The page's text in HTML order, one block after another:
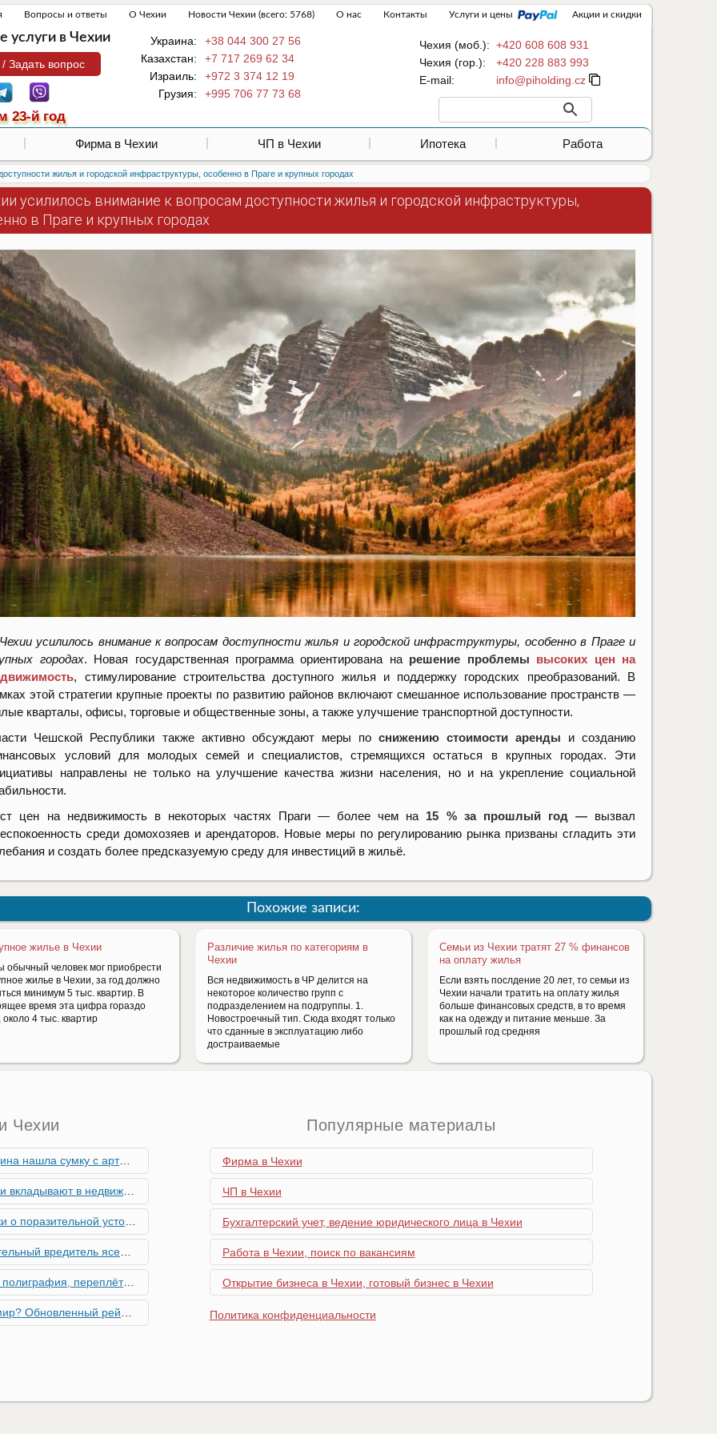
Вопросы и ответы О Чехии Новости Чехии (всего: 5768) О нас Контакты Услуги и цены Акции и скидки
Задать вопрос
23-й год
услуги в Чехии Чехия (моб.): +420 608 608 931
Чехия (гор.):
+420 228 883 993
Е-mail:
Украина:
+38 044 300 27 56
Казахстан:
+7 717 269 62 34
Израиль:
+972 3 374 12 19
Грузия:
+995 706 77 73 68
Фирма в Чехии ЧП в Чехии Ипотека Работа
жилья и городской инфраструктуры, особенно в Праге и крупных городах
усилилось внимание к вопросам доступности жилья и городской инфраструктуры,
в Праге и крупных городах
усилилось внимание к вопросам доступности жилья и городской инфраструктуры, особенно в Праге и
городах. Новая государственная программа ориентирована на решение проблемы высоких цен на
, стимулирование строительства доступного жилья и поддержку городских преобразований. В
этой стратегии крупные проекты по развитию районов включают смешанное использование пространств —
кварталы, офисы, торговые и общественные зоны, а также улучшение транспортной доступности.
Чешской Республики также активно обсуждают меры по снижению стоимости аренды и созданию
условий для молодых семей и специалистов, стремящихся остаться в крупных городах. Эти
направлены не только на улучшение качества жизни населения, но и на укрепление социальной
цен на недвижимость в некоторых частях Праги — более чем на 15 % за прошлый год —вызвал
среди домохозяев и арендаторов. Новые меры по регулированию рынка призваны сгладить эти
и создать более предсказуемую среду для инвестиций в жильё.
Похожие записи:
жилье в Чехии
обычный человек мог приобрести
жилье в Чехии, за год должно
минимум 5 тыс. квартир. В
время эта цифра гораздо
4 тыс. квартир
Различие жилья по категориям в
Чехии
Вся недвижимость в ЧР делится на
некоторое количество групп с
подразделением на подгруппы. 1.
Новостроечный тип. Сюда входят только
что сданные в эксплуатацию либо
достраиваемые
Семьи из Чехии тратят 27 % финансов
на оплату жилья
Если взять послдение 20 лет, то семьи из
Чехии начали тратить на оплату жилья
больше финансовых средств, в то время
как на одежду и питание меньше. За
прошлый год средняя
Чехии
снарядами, остановив движение поездов
и почему меняются их предпочтения?
устойчивости экономики Чехии
к Чехии, необходима бдительность граждан
работы в Чехии - простая лицензия №14
глобальной мобильности 2026 года
Семей с Детьми через Пособия по Уходу
Популярные материалы
Фирма в Чехии
ЧП в Чехии
Бухгалтерский учет, ведение юридического лица в Чехии
Работа в Чехии, поиск по вакансиям
Открытие бизнеса в Чехии, готовый бизнес в Чехии
Политика конфиденциальности